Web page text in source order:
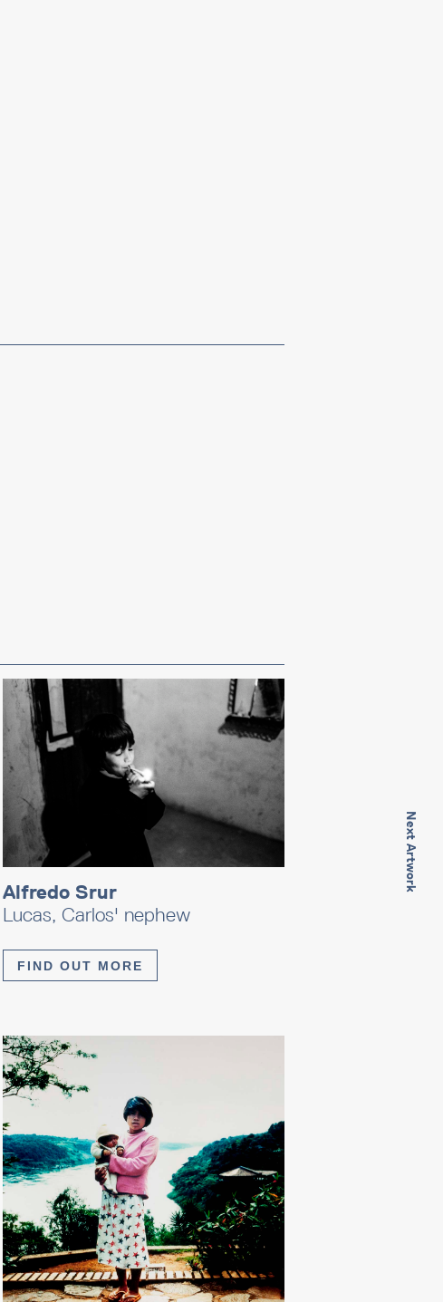
Next Artwork
Alfredo Srur
Lucas, Carlos' nephew
FIND OUT MORE